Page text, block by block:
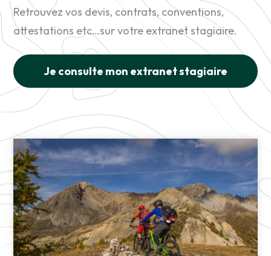
Retrouvez vos devis, contrats, conventions,
attestations etc…sur votre extranet stagiaire.
Je consulte mon extranet stagiaire